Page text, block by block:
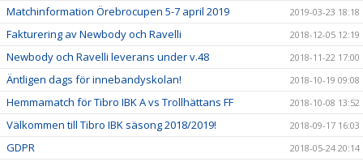
Matchinformation Örebrocupen 5-7 april 2019 2019-03-23 18:18
Fakturering av Newbody och Ravelli 2018-12-05 12:19
Newbody och Ravelli leverans under v.48 2018-11-22 17:00
Äntligen dags för innebandyskolan! 2018-10-19 09:08
Hemmamatch för Tibro IBK A vs Trollhättans FF 2018-10-08 13:52
Välkommen till Tibro IBK säsong 2018/2019! 2018-09-17 16:03
GDPR 2018-05-24 20:14